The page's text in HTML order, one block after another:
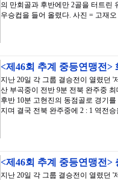
의 만회골과 후반에만 2골을 터트린
우승컵을 들어 올렸다. 사진 = 고재
<제46회 추계 중등연맹전>
지난 20일 각 그룹 결승전이 열렸던
산 부곡중이 전반 9분 전북 완주중
후반 10분 고현진의 동점골로 경기
지며 결국 전북 완주중에 2 : 1 역전
<제46회 추계 중등연맹전>
지난 20일 각 그룹 결승전이 열렸던